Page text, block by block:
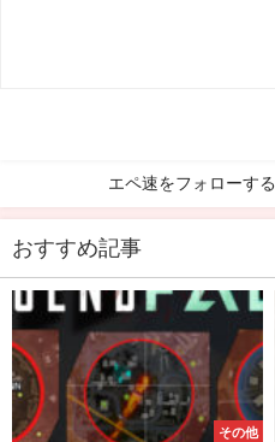
エペ速をフォローする
おすすめ記事
その他